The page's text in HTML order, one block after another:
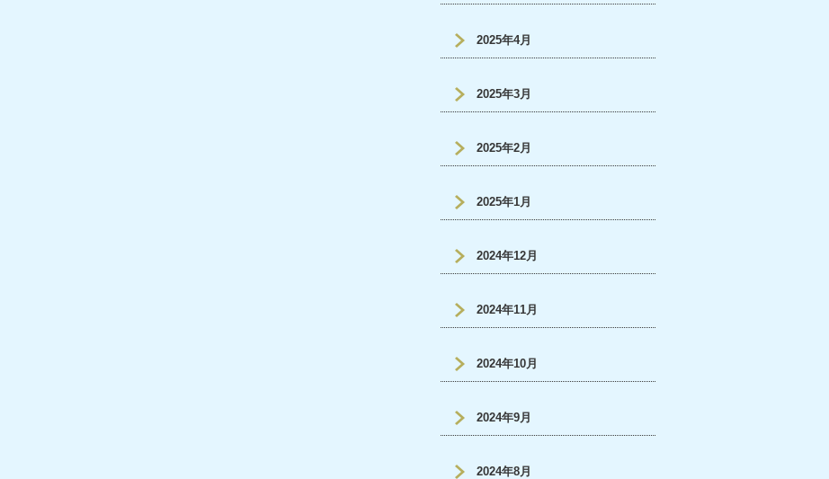
2025年4月
2025年3月
2025年2月
2025年1月
2024年12月
2024年11月
2024年10月
2024年9月
2024年8月